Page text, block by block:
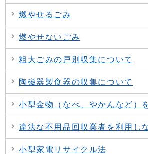
燃やせるごみ
燃やせないごみ
粗大ごみの戸別収集について
陶磁器製食器の収集について
小型金物（なべ、やかんなど）
違法な不用品回収業者を利用し
小型家電リサイクル法